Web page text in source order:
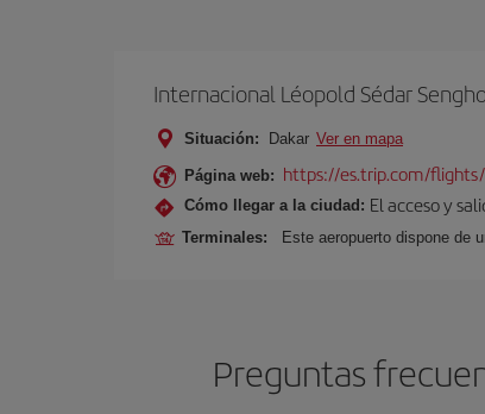
Internacional Léopold Sédar
Situación: Dakar Ver en mapa
Página web: https://es.trip.com/
Cómo llegar a la ciudad: El acceso y
Terminales: Este aeropuerto dispone de
Preguntas